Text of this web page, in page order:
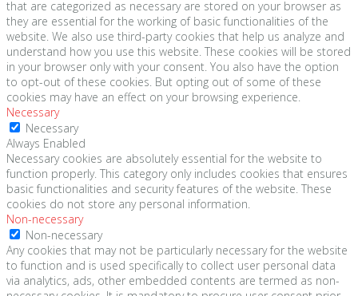
that are categorized as necessary are stored on your browser as
they are essential for the working of basic functionalities of the
website. We also use third-party cookies that help us analyze and
understand how you use this website. These cookies will be stored
in your browser only with your consent. You also have the option
to opt-out of these cookies. But opting out of some of these
cookies may have an effect on your browsing experience.
Necessary
Necessary
Always Enabled
Necessary cookies are absolutely essential for the website to
function properly. This category only includes cookies that ensures
basic functionalities and security features of the website. These
cookies do not store any personal information.
Non-necessary
Non-necessary
Any cookies that may not be particularly necessary for the website
to function and is used specifically to collect user personal data
via analytics, ads, other embedded contents are termed as non-